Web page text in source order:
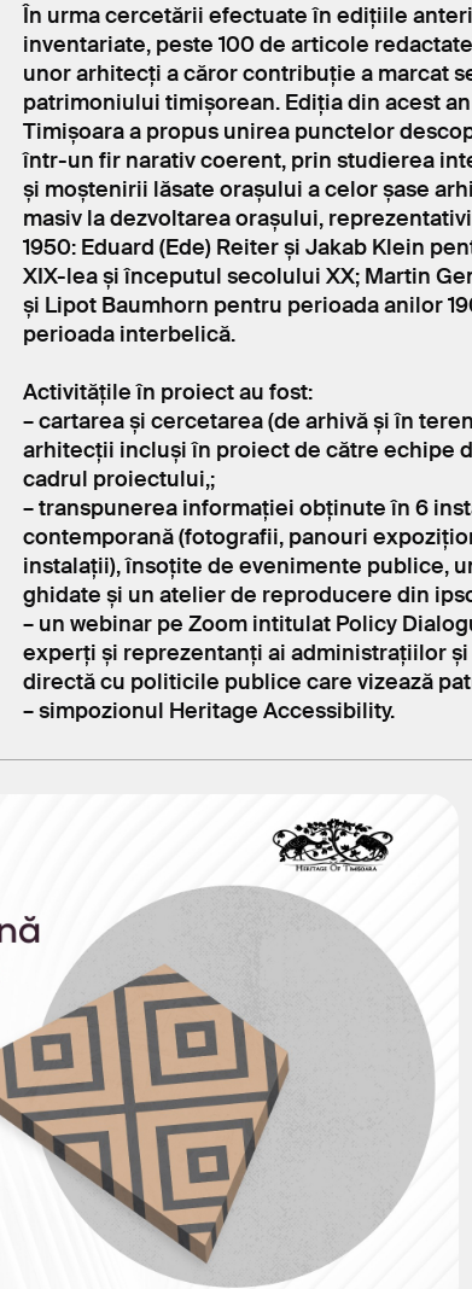
În urma cercetării efectuate în edițiile
inventariate, peste 100 de articole
unor arhitecți a căror contribuție a marcat
patrimoniului timișorean. Ediția din acest
Timișoara a propus unirea punctelor
într-un fir narativ coerent, prin studierea
și moștenirii lăsate orașului a celor șase
masiv la dezvoltarea orașului,
1950: Eduard (Ede) Reiter și Jakab Klein
XIX-lea și începutul secolului XX; Martin
și Lipot Baumhorn pentru perioada anilor
perioada interbelică.
Activitățile în proiect au fost:
– cartarea și cercetarea (de arhivă și în
arhitecții incluși în proiect de către echipe
cadrul proiectului,;
– transpunerea informației obținute în 6
contemporană (fotografii, panouri
instalații), însoțite de evenimente publice,
ghidate și un atelier de reproducere din
– un webinar pe Zoom intitulat Policy
experți și reprezentanți ai administrațiilor
directă cu politicile publice care vizează
– simpozionul Heritage Accessibility.